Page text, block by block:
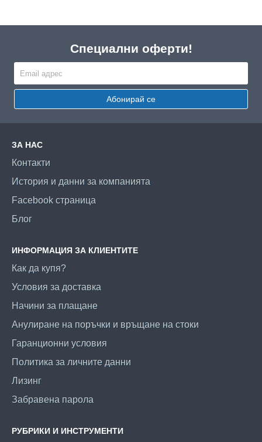
Специални оферти!
Абонирай се
ЗА НАС
Контакти
История и данни за компанията
Facebook страница
Блог
ИНФОРМАЦИЯ ЗА КЛИЕНТИТЕ
Как да купя?
Условия за доставка
Начини за плащане
Анулиране на поръчки и връщане на стоки
Гаранционни условия
Политика за личните данни
Лизинг
Забравена парола
РУБРИКИ И ИНСТРУМЕНТИ